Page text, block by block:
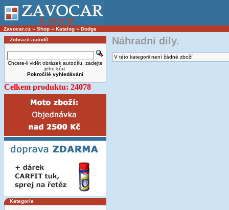
Zavocar.cz » Shop » Katalog » Dodge
Zobrazit autodíl
Chcete-li vidět obrázek autodílu, zadejte
jeho kód.
Pokročilé vyhledávání
Celkem produktu: 24078
Kategorie
Náhradní díly.
V této kategorii není žádné zboží